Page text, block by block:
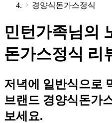
경양식돈가스정식
민턴가족님의
돈가스정식 리
저녁에 일반식으로
브랜드 경양식돈가
보세요.